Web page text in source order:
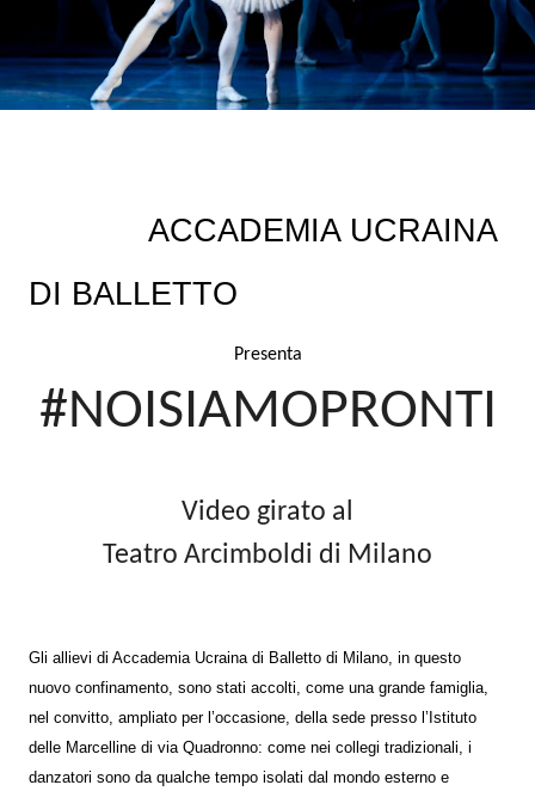
ACCADEMIA UCRAINA
DI BALLETTO
Presenta
#NOISIAMOPRONTI
Video girato al
Teatro Arcimboldi di Milano
Gli allievi di Accademia Ucraina di Balletto di Milano, in questo
nuovo confinamento, sono stati accolti, come una grande famiglia,
nel convitto, ampliato per l’occasione, della sede presso l’Istituto
delle Marcelline di via Quadronno: come nei collegi tradizionali, i
danzatori sono da qualche tempo isolati dal mondo esterno e